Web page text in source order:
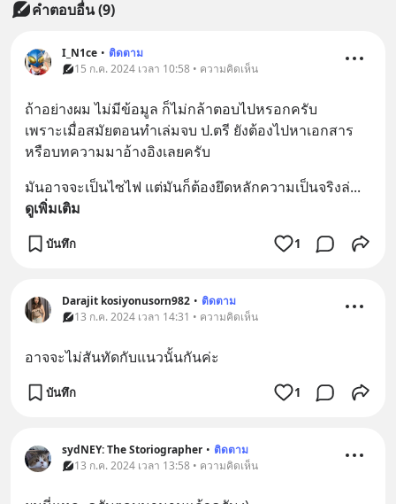
คำตอบอื่น(9)
I_N1ce • ติดตาม
15 ก.ค. 2024 เวลา 10:58 • ความคิดเห็น
ถ้าอย่างผม ไม่มีข้อมูล ก็ไม่กล้าตอบไปหรอกครับ
เพราะเมื่อสมัยตอนทำเล่มจบ ป.ตรี ยังต้องไปหาเอกสาร
หรือบทความมาอ้างอิงเลยครับ
มันอาจจะเป็นไซไฟ แต่มันก็ต้องยึดหลักความเป็นจริงล่...
ดูเพิ่มเติม
บันทึก 1
Darajit kosiyonusorn982 • ติดตาม
13 ก.ค. 2024 เวลา 14:31 • ความคิดเห็น
อาจจะไม่สันทัดกับแนวนั้นกันค่ะ
บันทึก 1
sydNEY: The Storiographer • ติดตาม
13 ก.ค. 2024 เวลา 13:58 • ความคิดเห็น